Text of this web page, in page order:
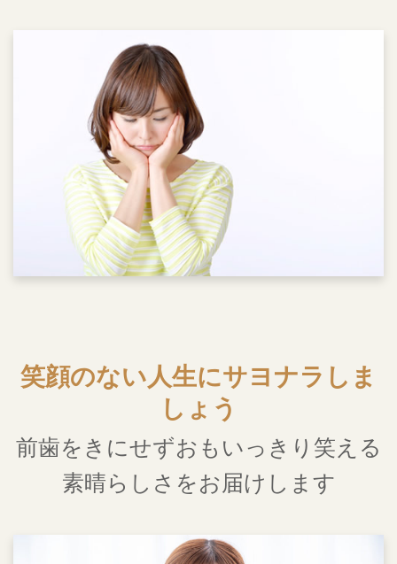
笑顔のない人生にサヨナラしま
しょう
前歯をきにせずおもいっきり笑える
素晴らしさをお届けします